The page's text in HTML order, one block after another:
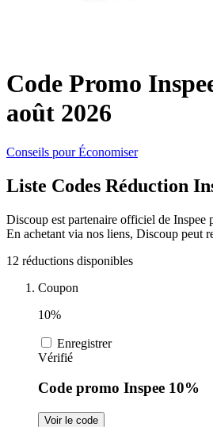
Samsung
Guess
Europcar
i-Run
Uber Eats
transport
Beauté et
santé
Voitures et
motocyclettes
Code Promo
août 2026
Conseils pour Économiser
Liste Codes Réduction
Discoup est partenaire officiel de Inspee
En achetant via nos liens, Discoup peut
12 réductions disponibles
Coupon
10%
Enregistrer
Vérifié
Code promo Inspee 10%
Voir le code